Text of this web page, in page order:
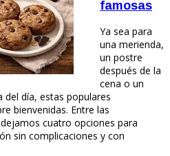
famosas
Ya sea para
una merienda,
un postre
después de la
cena o un
día, estas populares
bienvenidas. Entre las
cuatro opciones para
sin complicaciones y con